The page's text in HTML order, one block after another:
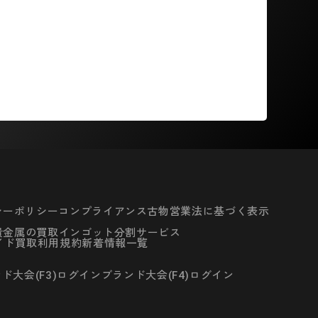
ポリシー コンプライアンス古物営業法に基づく表示
金属の買取インゴット分割サービス
ド買取利用規約新着情報一覧
大会(F3)ログイン ブランド大会(F4)ログイン